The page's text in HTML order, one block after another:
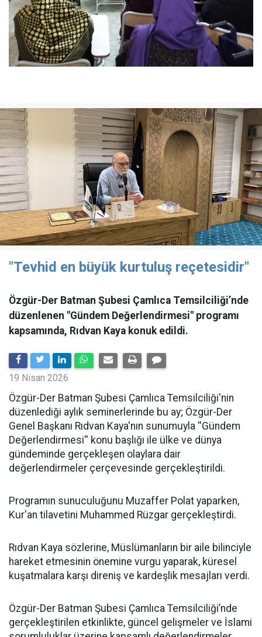
"Tevhid en büyük kurtuluş reçetesidir"
Özgür-Der Batman Şubesi Çamlıca Temsilciliği’nde
düzenlenen "Gündem Değerlendirmesi" programı
kapsamında, Rıdvan Kaya konuk edildi.
19 Nisan 2026
​Özgür-Der Batman Şubesi Çamlıca Temsilciliği'nin
düzenlediği aylık seminerlerinde bu ay; Özgür-Der
Genel Başkanı Rıdvan Kaya'nın sunumuyla ''Gündem
Değerlendirmesi'' konu başlığı ile ülke ve dünya
gündeminde gerçekleşen olaylara dair
değerlendirmeler çerçevesinde gerçekleştirildi.
Programın sunuculuğunu Muzaffer Polat yaparken,
Kur'an tilavetini Muhammed Rüzgar gerçekleştirdi.
Rıdvan Kaya sözlerine, Müslümanların bir aile bilinciyle
hareket etmesinin önemine vurgu yaparak, küresel
kuşatmalara karşı direniş ve kardeşlik mesajları verdi.
Özgür-Der Batman Şubesi Çamlıca Temsilciliği’nde
gerçekleştirilen etkinlikte, güncel gelişmeler ve İslami